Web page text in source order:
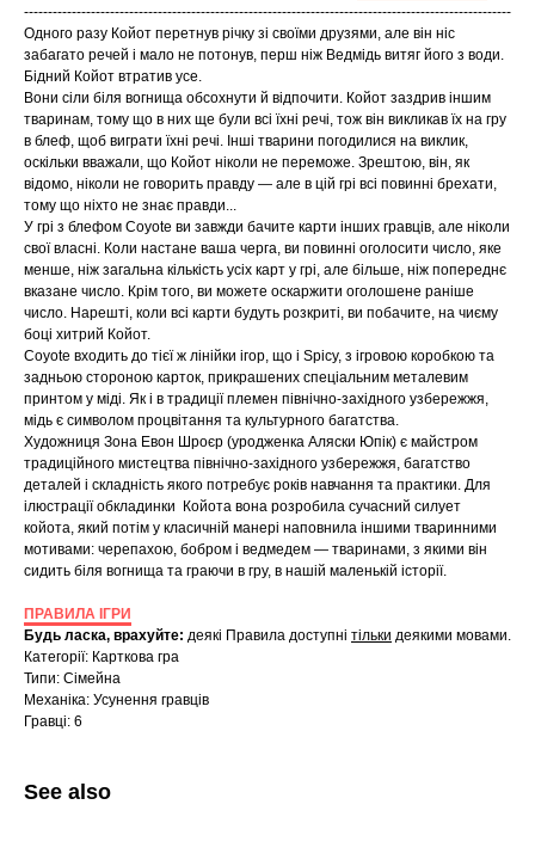
------------------------------------------------------------------------------------------------------
Одного разу Койот перетнув річку зі своїми друзями, але він ніс
забагато речей і мало не потонув, перш ніж Ведмідь витяг його з води.
Бідний Койот втратив усе.
Вони сіли біля вогнища обсохнути й відпочити. Койот заздрив іншим
тваринам, тому що в них ще були всі їхні речі, тож він викликав їх на гру
в блеф, щоб виграти їхні речі. Інші тварини погодилися на виклик,
оскільки вважали, що Койот ніколи не переможе. Зрештою, він, як
відомо, ніколи не говорить правду — але в цій грі всі повинні брехати,
тому що ніхто не знає правди...
У грі з блефом Coyote ви завжди бачите карти інших гравців, але ніколи
свої власні. Коли настане ваша черга, ви повинні оголосити число, яке
менше, ніж загальна кількість усіх карт у грі, але більше, ніж попереднє
вказане число. Крім того, ви можете оскаржити оголошене раніше
число. Нарешті, коли всі карти будуть розкриті, ви побачите, на чиєму
боці хитрий Койот.
Coyote входить до тієї ж лінійки ігор, що і Spicy, з ігровою коробкою та
задньою стороною карток, прикрашених спеціальним металевим
принтом у міді. Як і в традиції племен північно-західного узбережжя,
мідь є символом процвітання та культурного багатства.
Художниця Зона Евон Шроєр (уродженка Аляски Юпік) є майстром
традиційного мистецтва північно-західного узбережжя, багатство
деталей і складність якого потребує років навчання та практики. Для
ілюстрації обкладинки Койота вона розробила сучасний силует
койота, який потім у класичній манері наповнила іншими тваринними
мотивами: черепахою, бобром і ведмедем — тваринами, з якими він
сидить біля вогнища та граючи в гру, в нашій маленькій історії.
ПРАВИЛА ІГРИ
Будь ласка, врахуйте: деякі Правила доступні тільки деякими мовами.
Категорії: Карткова гра
Типи: Сімейна
Механіка: Усунення гравців
Гравці: 6
See also